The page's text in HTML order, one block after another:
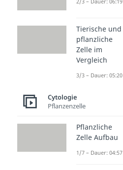
Tierische und
pflanzliche
Zelle im
Vergleich
3/3 – Dauer: 05:20
Cytologie
Pflanzenzelle
Pflanzliche
Zelle Aufbau
1/7 – Dauer: 04:57